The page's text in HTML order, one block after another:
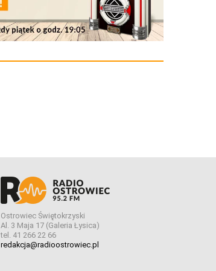
Ostrowiec Świętokrzyski
Al. 3 Maja 17 (Galeria Łysica)
tel. 41 266 22 66
redakcja@radioostrowiec.pl